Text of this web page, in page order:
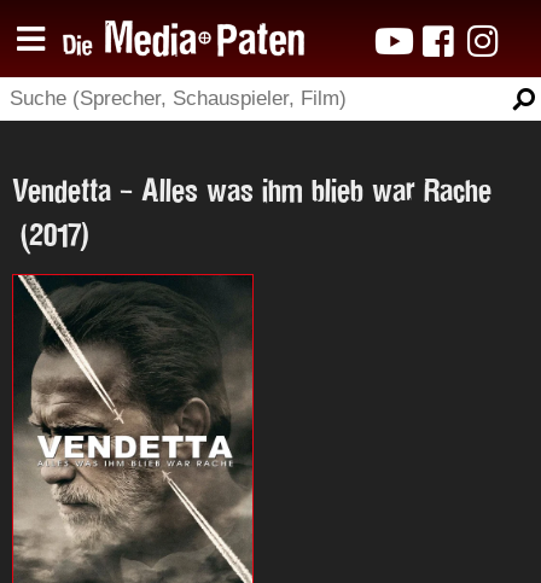
Vendetta - Alles was ihm blieb war Rache
(2017)